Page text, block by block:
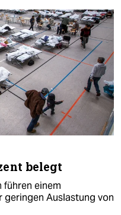
belegt
führen einem
geringen Auslastung von